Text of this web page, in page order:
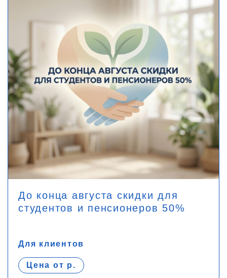
До конца августа скидки для
студентов и пенсионеров 50%
Для клиентов
Цена от р.